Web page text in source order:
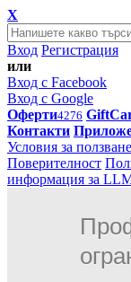
X
Вход Регистрация
или
Вход с Facebook
Вход с Google
Оферти4276
Контакти
Условия за ползване
Поверителност
информация за